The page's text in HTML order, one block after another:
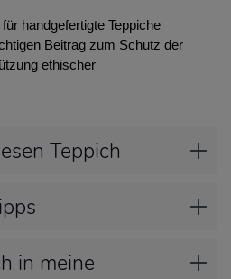
handgefertigte Teppiche
Beitrag zum Schutz der
ethischer
Teppich
in meine